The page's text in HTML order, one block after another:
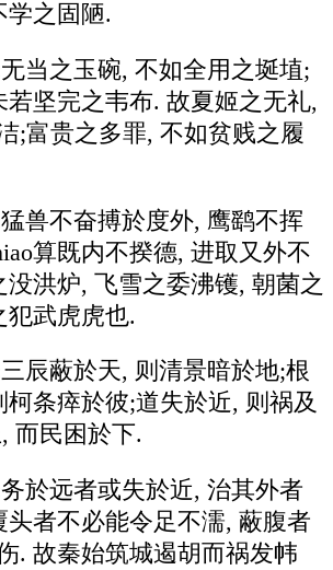
学之固陋.
当之玉碗, 不如全用之埏埴;
坚完之韦布. 故夏姬之无礼,
;富贵之多罪, 不如贫贱之履
兽不奋搏於度外, 鹰鹞不挥
算既内不揆德, 进取又外不
洪炉, 飞雪之委沸镬, 朝菌之
犯武虎虎也.
辰蔽於天, 则清景暗於地;根
条瘁於彼;道失於近, 则祸及
而民困於下.
於远者或失於近, 治其外者
头者不必能令足不濡, 蔽腹者
. 故秦始筑城遏胡而祸发帏